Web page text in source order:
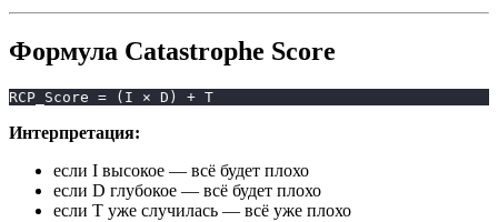
Формула Catastrophe Score
RCP_Score = (I × D) + T
Интерпретация:
если I высокое — всё будет плохо
если D глубокое — всё будет плохо
если T уже случилась — всё уже плохо